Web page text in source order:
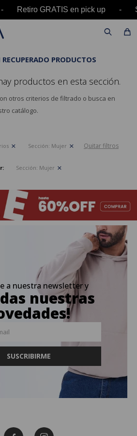
- Retiro GRATIS en pick
PRODUCTOS
productos en esta sección.
otros criterios de filtrado o busca en
catálogo.
Sección: Mujer Quitar filtros
Sección: Mujer
a nuestra newsletter y
nuestras
SUSCRIBIRME